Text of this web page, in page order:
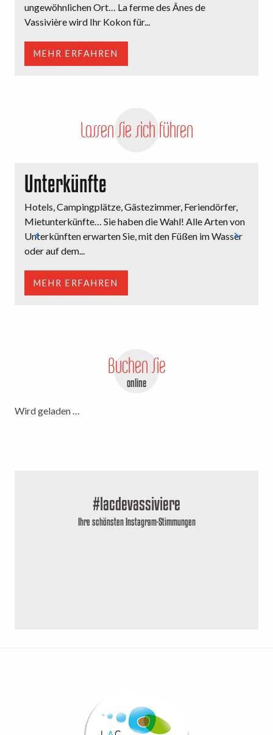
ungewöhnlichen Ort… La ferme des Ânes de
Vassivière wird Ihr Kokon für...
MEHR ERFAHREN
Lassen Sie sich führen
Unterkünfte
Hotels, Campingplätze, Gästezimmer, Feriendörfer,
Mietunterkünfte… Sie haben die Wahl! Alle Arten von
Unterkünften erwarten Sie, mit den Füßen im Wasser
oder auf dem...
MEHR ERFAHREN
Buchen Sie
online
Wird geladen …
#lacdevassiviere
Ihre schönsten Instagram-Stimmungen